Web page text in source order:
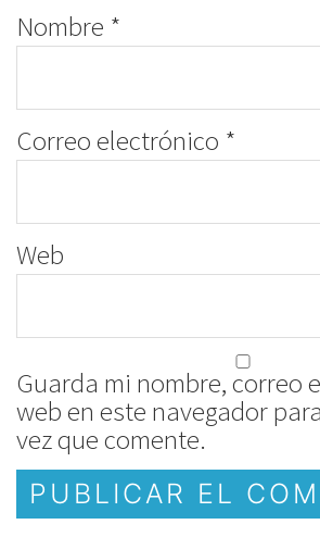
Nombre *
Correo electrónico *
Web
Guarda mi nombre, correo
web en este navegador
vez que comente.